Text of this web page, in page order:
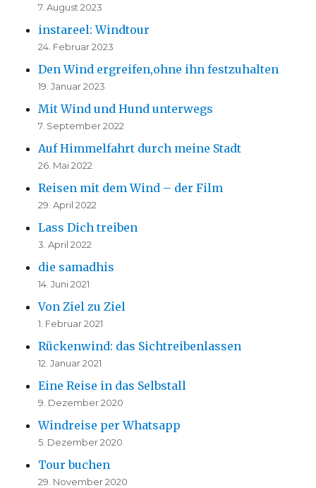
7. August 2023
instareel: Windtour
24. Februar 2023
Den Wind ergreifen,ohne ihn festzuhalten
19. Januar 2023
Mit Wind und Hund unterwegs
7. September 2022
Auf Himmelfahrt durch meine Stadt
26. Mai 2022
Reisen mit dem Wind – der Film
29. April 2022
Lass Dich treiben
3. April 2022
die samadhis
14. Juni 2021
Von Ziel zu Ziel
1. Februar 2021
Rückenwind: das Sichtreibenlassen
12. Januar 2021
Eine Reise in das Selbstall
9. Dezember 2020
Windreise per Whatsapp
5. Dezember 2020
Tour buchen
29. November 2020